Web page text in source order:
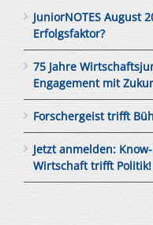
JuniorNOTES August
Erfolgsfaktor?
75 Jahre
Engagement mit
Forschergeist trifft
Jetzt anmelden:
Wirtschaft trifft Politik!